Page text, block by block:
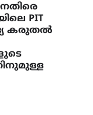
PIT
കരുതൽ